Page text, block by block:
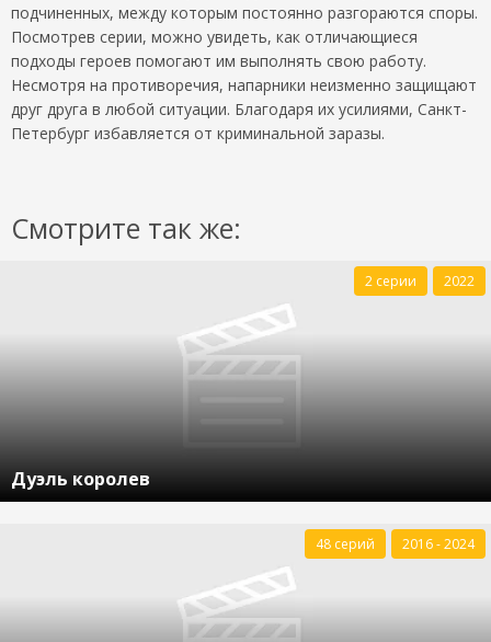
подчиненных, между которым постоянно разгораются споры.
Посмотрев серии, можно увидеть, как отличающиеся
подходы героев помогают им выполнять свою работу.
Несмотря на противоречия, напарники неизменно защищают
друг друга в любой ситуации. Благодаря их усилиями, Санкт-
Петербург избавляется от криминальной заразы.
Смотрите так же:
Дуэль королев
2 серии 2022
48 серий 2016 - 2024